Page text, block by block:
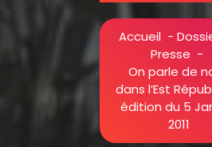
Accueil-
Presse -
On parle de
dans l’Est
édition du 5
2011